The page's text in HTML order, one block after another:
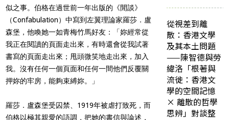
似之事。伯格在過世前一年出版的《閒談》
（Confabulation）中寫到左翼理論家羅莎．盧
森堡，他喚她一如青梅竹馬好友：「妳經常從
我正在閱讀的頁面走出來，有時還會從我試著
書寫的頁面走出來；甩頭微笑地走出來，加入
我。沒有任何一個頁面和任何一間他們反覆關
押妳的牢房，能夠束縛妳。」
羅莎．盧森堡受囚禁、1919年被虐打致死，而
伯格以極其親愛的語調，把她的書信與論述，
從視差到離
散：香港文學
及其本土問題
——陳智德與勞
緯洛「根著與
流徙：香港文
學的空間記憶
× 離散的哲學
思辨」對談整